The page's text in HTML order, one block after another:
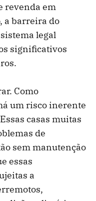
revenda em
a barreira do
legal
significativos
Como
um risco inerente
casas muitas
de
sem manutenção
essas
a